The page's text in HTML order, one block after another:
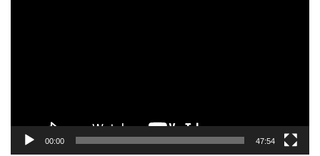
00:00 47:54